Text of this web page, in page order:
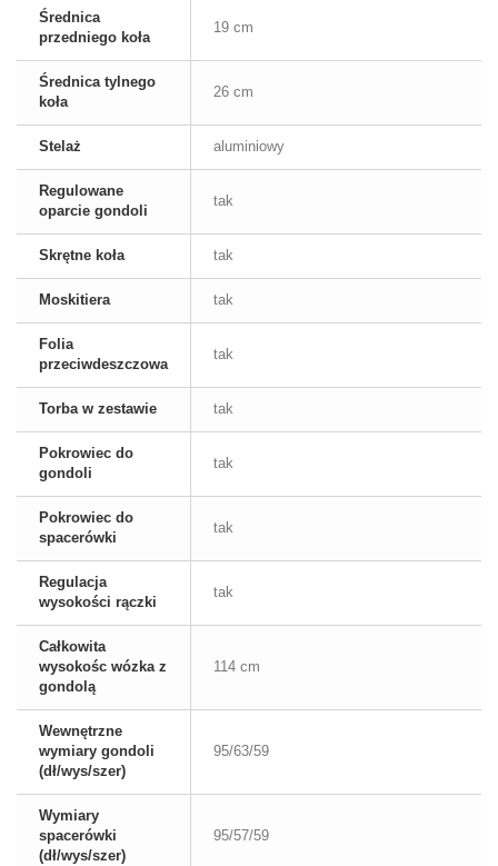
Średnica
przedniego koła
19 cm
Średnica tylnego
koła
26 cm
Stelaż aluminiowy
Regulowane
oparcie gondoli
tak
Skrętne koła tak
Moskitiera tak
Folia
przeciwdeszczowa
tak
Torba w zestawie tak
Pokrowiec do
gondoli
tak
Pokrowiec do
spacerówki
tak
Regulacja
wysokości rączki
tak
Całkowita
wysokośc wózka z
gondolą
114 cm
Wewnętrzne
wymiary gondoli
(dł/wys/szer)
95/63/59
Wymiary
spacerówki
(dł/wys/szer)
95/57/59